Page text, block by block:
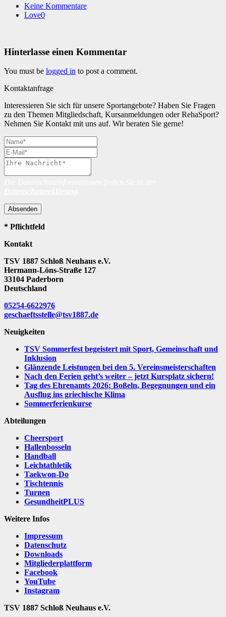
Keine Kommentare
Love0
Hinterlasse einen Kommentar
You must be logged in to post a comment.
Kontaktanfrage
Interessieren Sie sich für unsere Sportangebote? Haben Sie Fragen
zu den Themen Mitgliedschaft, Kursanmeldungen oder RehaSport?
Nehmen Sie Kontakt mit uns auf. Wir beraten Sie gerne!
Absenden
* Pflichtfeld
Kontakt
TSV 1887 Schloß Neuhaus e.V.
Hermann-Löns-Straße 127
33104 Paderborn
Deutschland
05254-6622976
geschaeftsstelle@tsv1887.de
Neuigkeiten
TSV Sommerfest begeistert mit Sport, Gemeinschaft und
Inklusion
Glänzende Leistungen bei den 5. Vereinsmeisterschaften
Nach den Ferien geht’s weiter – jetzt Kursplatz sichern!
Tag des Ehrenamts 2026: Boßeln, Begegnungen und ein
Ausflug ins griechische Klima
Sommerferienkurse
Abteilungen
Cheersport
Hallenbosseln
Handball
Leichtathletik
Taekwon-Do
Tischtennis
Turnen
GesundheitPLUS
Weitere Infos
Impressum
Datenschutz
Downloads
Mitgliederplattform
Facebook
YouTube
Instagram
TSV 1887 Schloß Neuhaus e.V.